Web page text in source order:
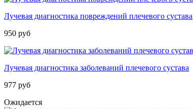
Лучевая диагностика повреждений плечевого сустава
950 руб
Лучевая диагностика заболеваний плечевого сустава
977 руб
Ожидается